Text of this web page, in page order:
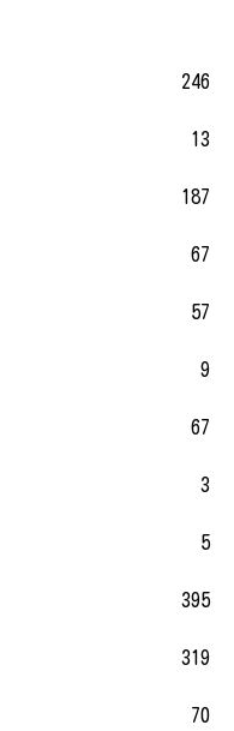
246
13
187
67
57
9
67
3
5
395
319
70